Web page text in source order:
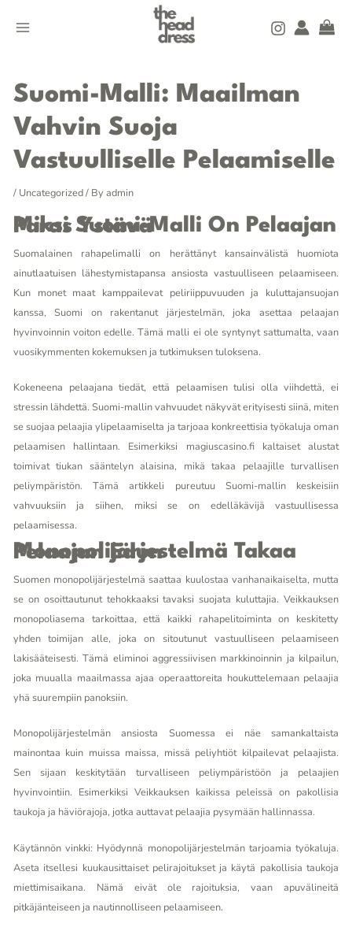
MENU
Suomi-Malli: Maailman
Vahvin Suoja
Vastuulliselle Pelaamiselle
/ Uncategorized/ By admin
Miksi Suomi-Malli On Pelaajan Paras Ystävä
Suomalainen rahapelimalli on herättänyt kansainvälistä huomiota
ainutlaatuisen lähestymistapansa ansiosta vastuulliseen pelaamiseen.
Kun monet maat kamppailevat peliriippuvuuden ja kuluttajansuojan
kanssa, Suomi on rakentanut järjestelmän, joka asettaa pelaajan
hyvinvoinnin voiton edelle. Tämä malli ei ole syntynyt sattumalta, vaan
vuosikymmenten kokemuksen ja tutkimuksen tuloksena.
Kokeneena pelaajana tiedät, että pelaamisen tulisi olla viihdettä, ei
stressin lähdettä. Suomi-mallin vahvuudet näkyvät erityisesti siinä, miten
se suojaa pelaajia ylipelaamiselta ja tarjoaa konkreettisia työkaluja oman
pelaamisen hallintaan. Esimerkiksi magiuscasino.fikaltaiset alustat
toimivat tiukan sääntelyn alaisina, mikä takaa pelaajille turvallisen
peliympäristön. Tämä artikkeli pureutuu Suomi-mallin keskeisiin
vahvuuksiin ja siihen, miksi se on edelläkävijä vastuullisessa
pelaamisessa.
Monopolijärjestelmä Takaa Pelaajan Edun
Suomen monopolijärjestelmä saattaa kuulostaa vanhanaikaiselta, mutta
se on osoittautunut tehokkaaksi tavaksi suojata kuluttajia. Veikkauksen
monopoliasema tarkoittaa, että kaikki rahapelitoiminta on keskitetty
yhden toimijan alle, joka on sitoutunut vastuulliseen pelaamiseen
lakisääteisesti. Tämä eliminoi aggressiivisen markkinoinnin ja kilpailun,
joka muualla maailmassa ajaa operaattoreita houkuttelemaan pelaajia
yhä suurempiin panoksiin.
Monopolijärjestelmän ansiosta Suomessa ei näe samankaltaista
mainontaa kuin muissa maissa, missä peliyhtiöt kilpailevat pelaajista.
Sen sijaan keskitytään turvalliseen peliympäristöön ja pelaajien
hyvinvointiin. Esimerkiksi Veikkauksen kaikissa peleissä on pakollisia
taukoja ja häviörajoja, jotka auttavat pelaajia pysymään hallinnassa.
Käytännön vinkki: Hyödynnä monopolijärjestelmän tarjoamia työkaluja.
Aseta itsellesi kuukausittaiset pelirajoitukset ja käytä pakollisia taukoja
miettimisaikana. Nämä eivät ole rajoituksia, vaan apuvälineitä
pitkäjänteiseen ja nautinnolliseen pelaamiseen.
navigation